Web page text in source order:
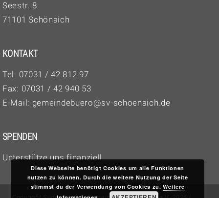
Seestr. 8
71101 Schönaich
KONTAKT
Tel: 07031 / 42 812 97‬
Fax: 07031 / 42 940 53
E-Mail: gemeindebuero@sv-schoenaich.de
SPENDEN
Unterstütze uns finanziell
Diese Webseite benötigt Cookies um alle Funktionen
nutzen zu können. Durch die weitere Nutzung der Seite
stimmst du der Verwendung von Cookies zu.Weitere